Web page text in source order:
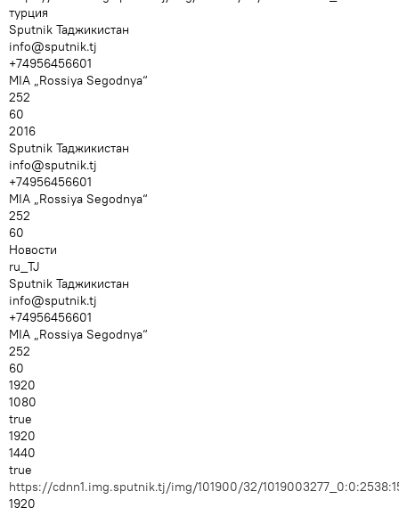
турция
Sputnik Таджикистан
info@sputnik.tj
+74956456601
MIA „Rossiya Segodnya“
252
60
2016
Sputnik Таджикистан
info@sputnik.tj
+74956456601
MIA „Rossiya Segodnya“
252
60
Новости
ru_TJ
Sputnik Таджикистан
info@sputnik.tj
+74956456601
MIA „Rossiya Segodnya“
252
60
1920
1080
true
1920
1440
true
https://cdnn1.img.sputnik.tj/img/101900/32/
1920